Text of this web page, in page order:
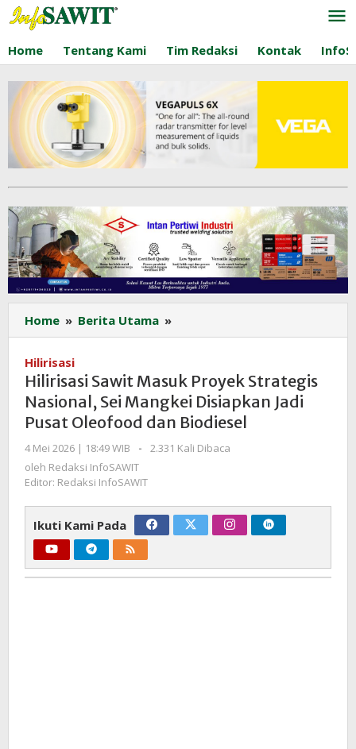
Lewati
ke
konten
Home Tentang Kami Tim Redaksi Kontak
Home » Berita Utama »
Sawit
Proyek
Strategis
Nasional,
Sei
Mangkei
Oleofood
dan
Hilirisasi
Hilirisasi Sawit Masuk Proyek Strategis
Nasional, Sei Mangkei Disiapkan Jadi
Pusat Oleofood dan Biodiesel
4 Mei 2026 | 18:49 WIB
oleh
Redaksi
InfoSAWIT
-
2.331 Kali Dibaca
oleh Redaksi InfoSAWIT
Editor: Redaksi InfoSAWIT
Ikuti Kami Pada